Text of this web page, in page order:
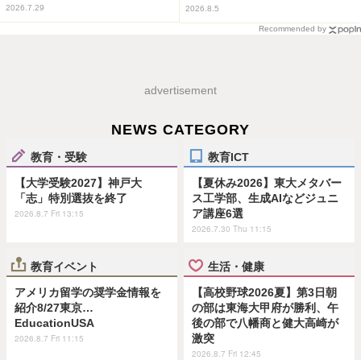
2026.7.29 2026.8.5
Recommended by
advertisement
NEWS CATEGORY
教育・受験
【大学受験2027】神戸大
「志」特別選抜を終了
2026.8.7 Fri 13:15
教育ICT
【夏休み2026】東大メタバー
ス工学部、生成AIなどジュニ
ア講座6選
2026.7.30 Thu 11:15
教育イベント
アメリカ留学の奨学金情報を
紹介8/27東京…
EducationUSA
2026.8.7 Fri 11:15
生活・健康
【高校野球2026夏】第3日朝
の部は東海大甲府が勝利、午
後の部で八幡商と健大高崎が
激突
2026.8.7 Fri 12:45